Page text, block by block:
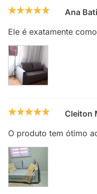
Ana
Ele é exatamente
Cleiton
O produto tem ótimo